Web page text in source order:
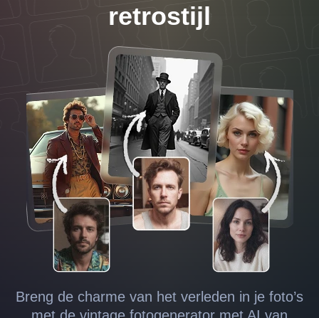
retrostijl
Breng de charme van het verleden in je foto’s